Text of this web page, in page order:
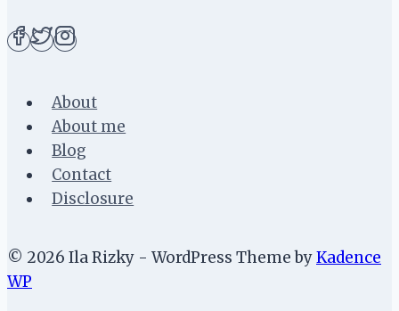
About
About me
Blog
Contact
Disclosure
© 2026 Ila Rizky - WordPress Theme byKadence
WP